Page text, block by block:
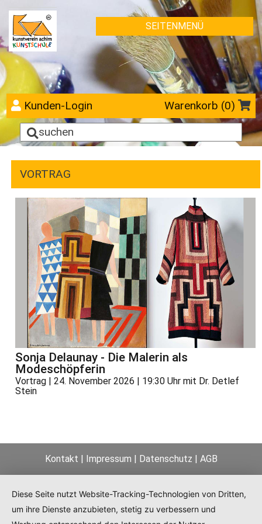
SEITENMENÜ
Kunden-Login Warenkorb (0)
VORTRAG
Sonja Delaunay - Die Malerin als
Modeschöpferin
Vortrag | 24. November 2026 | 19:30 Uhr mit Dr. Detlef
Stein
Kontakt | Impressum | Datenschutz | AGB
Diese Seite nutzt Website-Tracking-Technologien von Dritten,
um ihre Dienste anzubieten, stetig zu verbessern und